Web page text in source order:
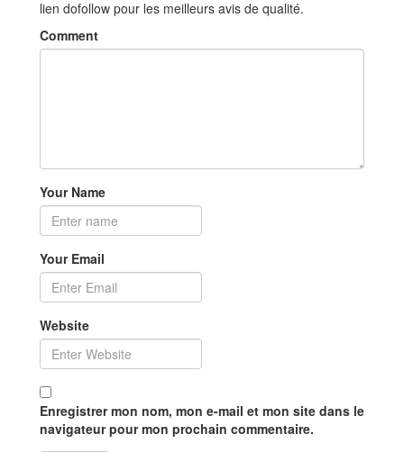
lien dofollow pour les meilleurs avis de qualité.
Comment
Your Name
Your Email
Website
Enregistrer mon nom, mon e-mail et mon site dans le
navigateur pour mon prochain commentaire.